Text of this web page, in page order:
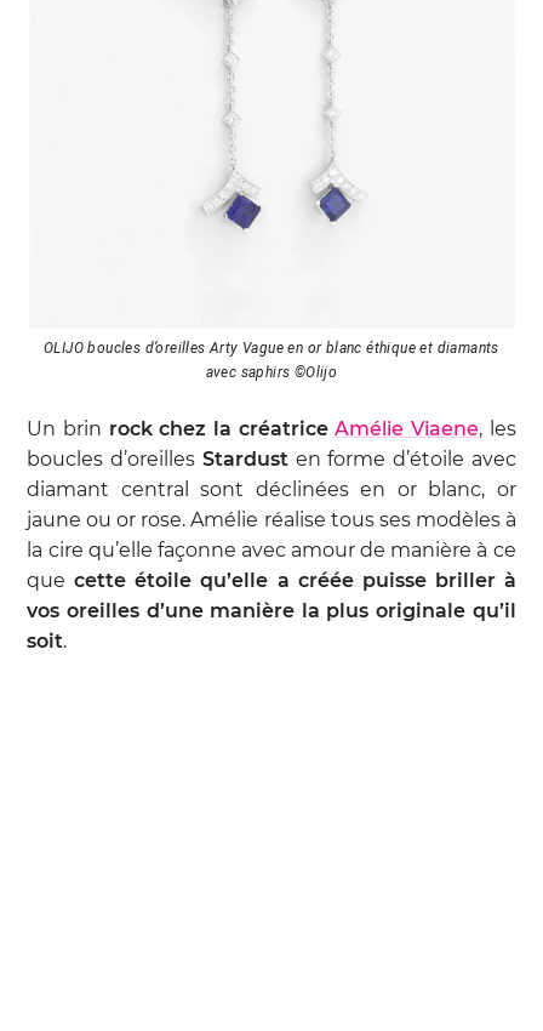
OLIJO boucles d’oreilles Arty Vague en or blanc éthique et diamants
avec saphirs ©Olijo
Un brin rock chez la créatrice Amélie Viaene, les
boucles d’oreilles Stardusten forme d’étoile avec
diamant central sont déclinées en or blanc, or
jaune ou or rose. Amélie réalise tous ses modèles à
la cire qu’elle façonne avec amour de manière à ce
quecette étoile qu’elle a créée puisse briller à
vos oreilles d’une manière la plus originale qu’il
soit.